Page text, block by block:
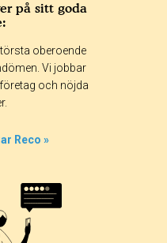
på sitt goda
oberoende
Vi jobbar
och nöjda
Reco »